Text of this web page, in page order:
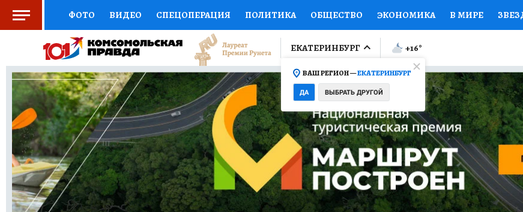
ФОТО ВИДЕО СПЕЦОПЕРАЦИЯ ПОЛИТИКА ОБЩЕСТВО ЭКОНОМИКА В МИРЕ
СОЦПОДДЕРЖКА НАУКА СПОРТ КОЛУМНИСТЫ ПРОИСШЕСТВИЯ НАЦИОНАЛЬНЫЕ
ВЫБОР ЭКСПЕРТОВ ДОКТОР ФИНАНСЫ ОТКРЫВАЕМ МИР Я ЗНАЮ СЕМЬЯ ЖЕНСКИЕ
КНИЖНАЯ ПОЛКА ПРОГНОЗЫ НА СПОРТ ПРОМОКОДЫ СЕРИАЛЫ СПЕЦПРОЕКТЫ
ПРЕСС-ЦЕНТР НЕДВИЖИМОСТЬ ТЕЛЕВИЗОР КОЛЛЕКЦИИ КОНКУРСЫ РАБОТА У НАС
РАДИО КП ТЕСТЫ НОВОЕ НА САЙТЕ
ЕКАТЕРИНБУРГ
ВАШ РЕГИОН —ЕКАТЕРИНБУРГ
ДА ВЫБРАТЬ ДРУГОЙ
+16°